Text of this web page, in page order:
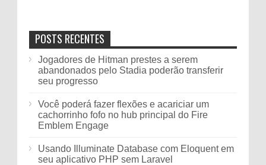
POSTS RECENTES
Jogadores de Hitman prestes a serem
abandonados pelo Stadia poderão transferir
seu progresso
Você poderá fazer flexões e acariciar um
cachorrinho fofo no hub principal do Fire
Emblem Engage
Usando Illuminate Database com Eloquent em
seu aplicativo PHP sem Laravel